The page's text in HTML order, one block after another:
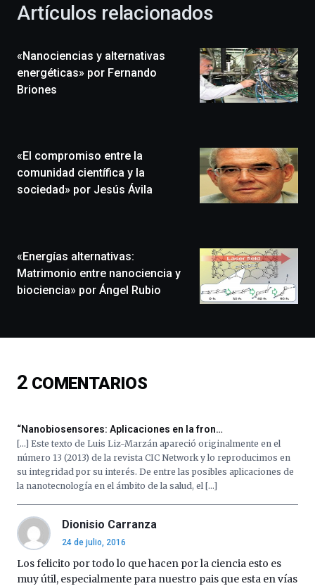
celebración
novena
edición
de
un
festival
monólogos,
exposiciones,
docufórums
de
16
al
de
organizada
por
la
Cátedra…
Artículos relacionados
«Nanociencias y alternativas
energéticas» por Fernando
Briones
«El compromiso entre la
comunidad científica y la
sociedad» por Jesús Ávila
«Energías alternativas:
Matrimonio entre nanociencia y
biociencia» por Ángel Rubio
2 COMENTARIOS
“Nanobiosensores: Aplicaciones en la fron…
[…] Este texto de Luis Liz-Marzán apareció originalmente en el
número 13 (2013) de la revista CIC Network y lo reproducimos en
su integridad por su interés. De entre las posibles aplicaciones de
la nanotecnología en el ámbito de la salud, el […]
Dionisio Carranza
24 de julio, 2016
Los felicito por todo lo que hacen por la ciencia esto es
muy útil, especialmente para nuestro pais que esta en vías